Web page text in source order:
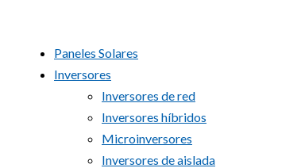
Paneles Solares
Inversores
Inversores de red
Inversores híbridos
Microinversores
Inversores de aislada